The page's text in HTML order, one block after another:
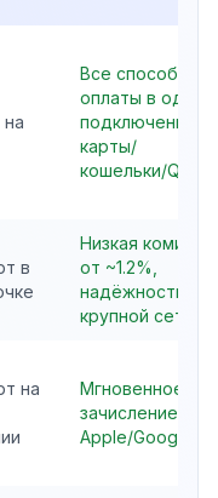
Все способы
оплаты в одном
подключении,
карты/
кошельки/QR/
в
Низкая
от ~1.2%,
надёжность
крупной сети
на
Мгновенное
зачисление,
Apple/Google